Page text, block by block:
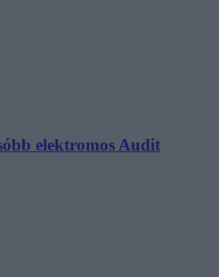
elektromos Audit